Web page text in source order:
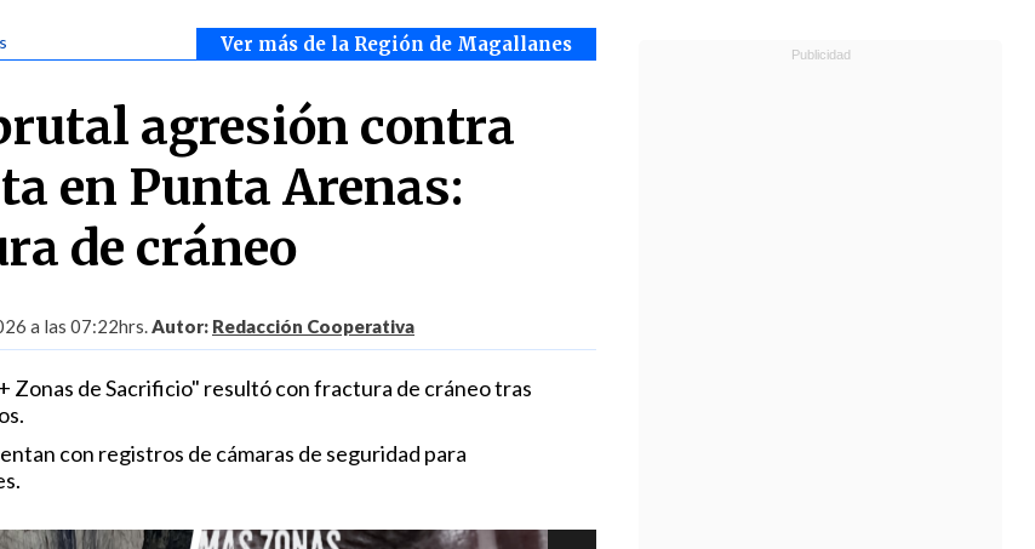
Ver más de la Región de Magallanes
agresión contra
en Punta Arenas:
de cráneo
a las 07:22hrs.Autor: Redacción Cooperativa
Zonas de Sacrificio" resultó con fractura de cráneo tras
con registros de cámaras de seguridad para